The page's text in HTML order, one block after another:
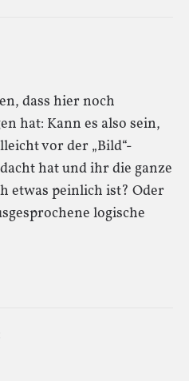
dass hier noch
hat: Kann es also sein,
vor der „Bild“-
hat und ihr die ganze
etwas peinlich ist? Oder
logische